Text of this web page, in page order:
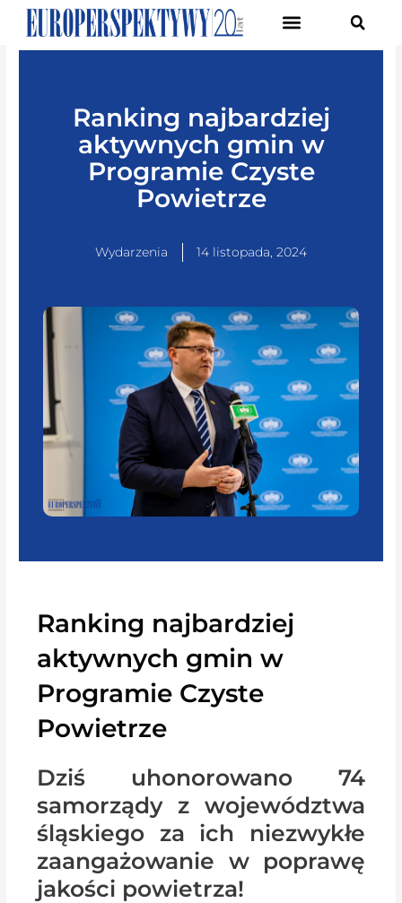
Ranking najbardziej
aktywnych gmin w
Programie Czyste
Powietrze
Wydarzenia 14 listopada, 2024
Ranking najbardziej
aktywnych gmin w
Programie Czyste
Powietrze
Dziś uhonorowano 74
samorządy z województwa
śląskiego za ich niezwykłe
zaangażowanie w poprawę
jakości powietrza!